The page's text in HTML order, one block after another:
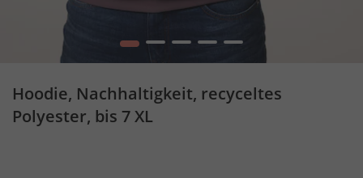
1 2 3 4 5
Hoodie, Nachhaltigkeit, recyceltes
Polyester, bis 7 XL